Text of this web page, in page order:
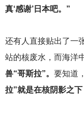
真‘感谢’日本吧。”
还有人直接贴出了一
站的核废水，而海洋
兽“哥斯拉”。 要知道
拉”就是在核阴影之